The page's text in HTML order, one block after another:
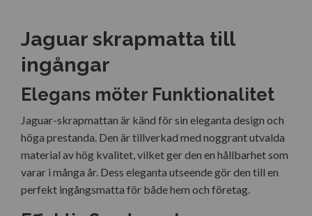
Jaguar skrapmatta till
ingångar
Elegans möter Funktionalitet
Jaguar-skrapmattan är känd för sin eleganta design och
höga prestanda. Den är tillverkad med noggrant utvalda
material av hög kvalitet, vilket ger den en hållbarhet som
varar i många år. Dess eleganta utseende gör den till en
perfekt ingångsmatta för både hem och företag.